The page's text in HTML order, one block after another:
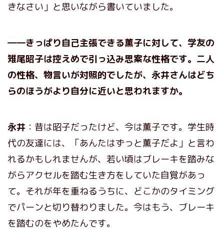
きなさい」と思いながら書いていました。
――きっぱり自己主張できる薫子に対して、学友の
雉尾昭子は控えめで引っ込み思案な性格です。二人
の性格、物言いが対照的でしたが、永井さんはどち
らのほうがより自分に近いと思われますか。
永井 ：昔は昭子だったけど、今は薫子です。学生時
代の友達には、「あんたはずっと薫子だよ」と言わ
れるかもしれませんが、若い頃はブレーキを踏みな
がらアクセルを踏む生き方をしていた自覚があっ
て。それが年を重ねるうちに、どこかのタイミング
でパーンと切り替わりました。今はもう、ブレーキ
を踏むのをやめたんです。